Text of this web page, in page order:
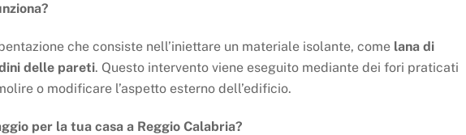
che consiste nell’iniettare un materiale isolante, come lana di
delle pareti. Questo intervento viene eseguito mediante dei fori praticati
o modificare l’aspetto esterno dell’edificio.
per la tua casa a Reggio Calabria?